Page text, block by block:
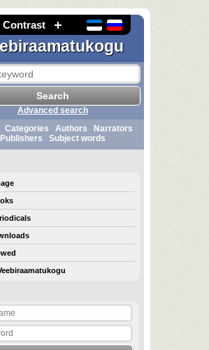
Contrast
Advanced search
Categories Authors
Narrators
Publishers
Subject words